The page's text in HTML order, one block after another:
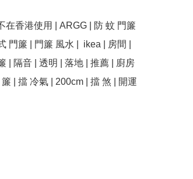
在香港使用 | ARGG | 防 蚊 門簾
門簾 | 門簾 風水 |  ikea | 房間 |
| 隔音 | 透明 | 落地 | 推薦 | 廚房
簾 | 擋 冷氣 | 200cm | 擋 煞 | 開運